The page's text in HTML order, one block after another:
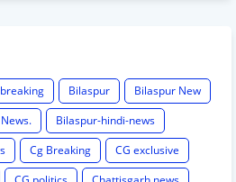
Bilaspur
Bilaspur New
Bilaspur-hindi-news
Cg Breaking
CG exclusive